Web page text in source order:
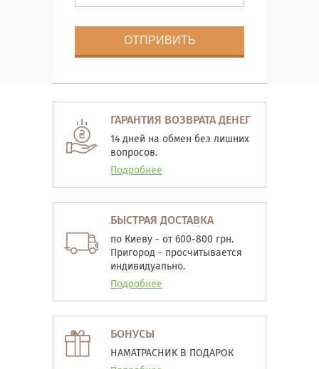
ГАРАНТИЯ ВОЗВРАТА ДЕНЕГ
14 дней на обмен без лишних
вопросов.
Подробнее
БЫСТРАЯ ДОСТАВКА
по Киеву - от 600-800 грн.
Пригород - просчитывается
индивидуально.
Подробнее
БОНУСЫ
НАМАТРАСНИК В ПОДАРОК